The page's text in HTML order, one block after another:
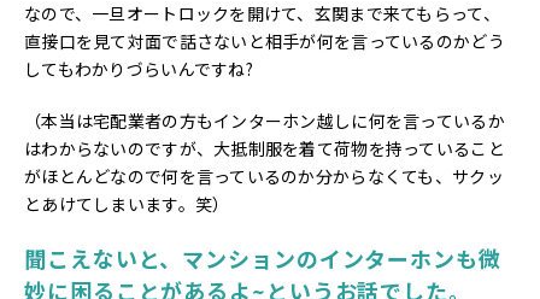
なので、一旦オートロックを開けて、玄関まで来てもらって、
直接口を見て対面で話さないと相手が何を言っているのかどう
してもわかりづらいんですね?
（本当は宅配業者の方もインターホン越しに何を言っているか
はわからないのですが、大抵制服を着て荷物を持っていること
がほとんどなので何を言っているのか分からなくても、サクッ
とあけてしまいます。笑）
聞こえないと、マンションのインターホンも微
妙に困ることがあるよ~というお話でした。